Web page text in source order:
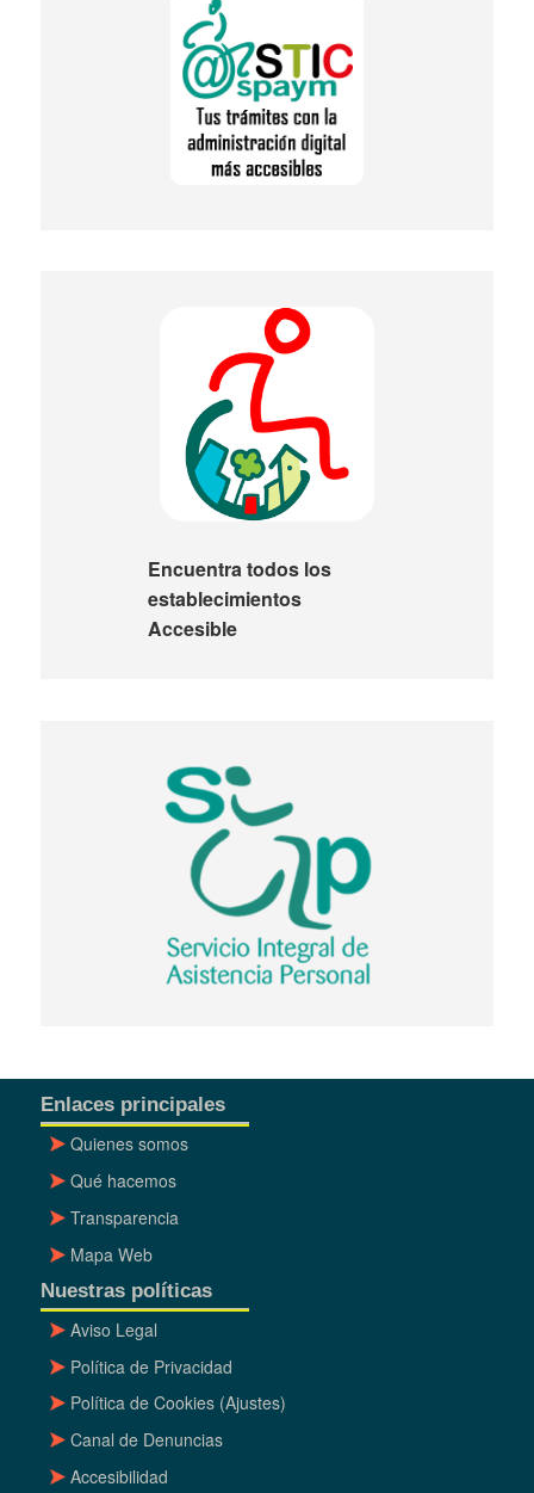
Encuentra todos los
establecimientos
Accesible
Enlaces principales
Quienes somos
Qué hacemos
Transparencia
Mapa Web
Nuestras políticas
Aviso Legal
Política de Privacidad
Política de Cookies (Ajustes)
Canal de Denuncias
Accesibilidad